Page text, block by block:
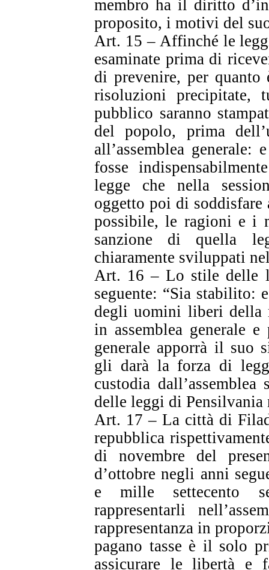
membro ha il diritto
proposito, i motivi del
Art. 15 – Affinché le
esaminate prima di
di prevenire, per quanto
risoluzioni
pubblico saranno
del popolo, prima
all’assemblea
fosse
legge che nella
oggetto poi di
possibile, le ragioni e i
sanzione di quella
chiaramente sviluppati
Art. 16 – Lo stile delle
seguente: “Sia stabilito:
degli uomini liberi della
in assemblea generale
generale apporrà il suo
gli darà la forza di
custodia
delle leggi di Pensilvania
Art. 17 – La città di
repubblica
di novembre del
d’ottobre negli anni
e mille settecento
rappresentarli
rappresentanza in
pagano tasse è il solo
assicurare le libertà e